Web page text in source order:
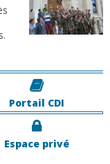
Portail CDI
Espace privé